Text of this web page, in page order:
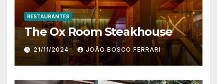
RESTAURANTES
The Ox Room Steakhouse
21/11/2024 JOÃO BOSCO FERRARI